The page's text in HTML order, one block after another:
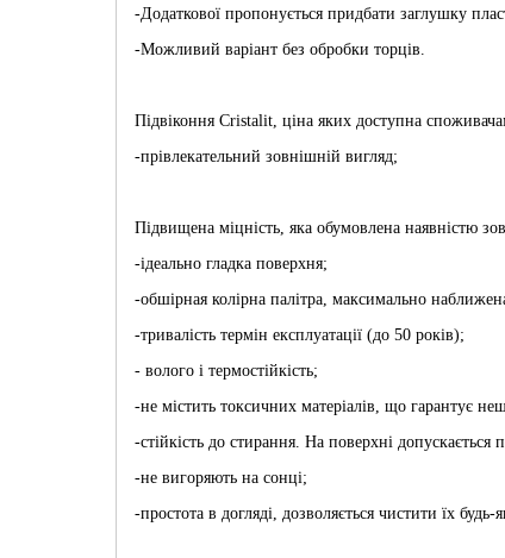
-Додаткової пропонується придбати заглушку
-Можливий варіант без обробки торців.
Підвіконня Cristalit, ціна яких доступна
-прівлекательний зовнішній вигляд;
Підвищена міцність, яка обумовлена наявністю
-ідеально гладка поверхня;
-обшірная колірна палітра, максимально
-тривалість термін експлуатації (до 50 років);
- волого і термостійкість;
-не містить токсичних матеріалів, що гарантує
-стійкість до стирання. На поверхні
-не вигоряють на сонці;
-простота в догляді, дозволяється чистити їх